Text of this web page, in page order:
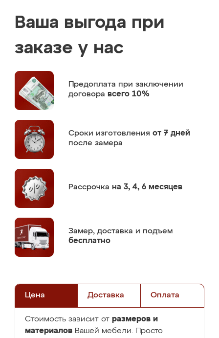
Ваша выгода при
заказе у нас
Предоплата при заключении
договора всего 10%
Сроки изготовления от 7 дней
после замера
Рассрочка на 3, 4, 6 месяцев
Замер, доставка и подъем
бесплатно
Цена Доставка Оплата
Стоимость зависит от размеров и
материалов Вашей мебели. Просто